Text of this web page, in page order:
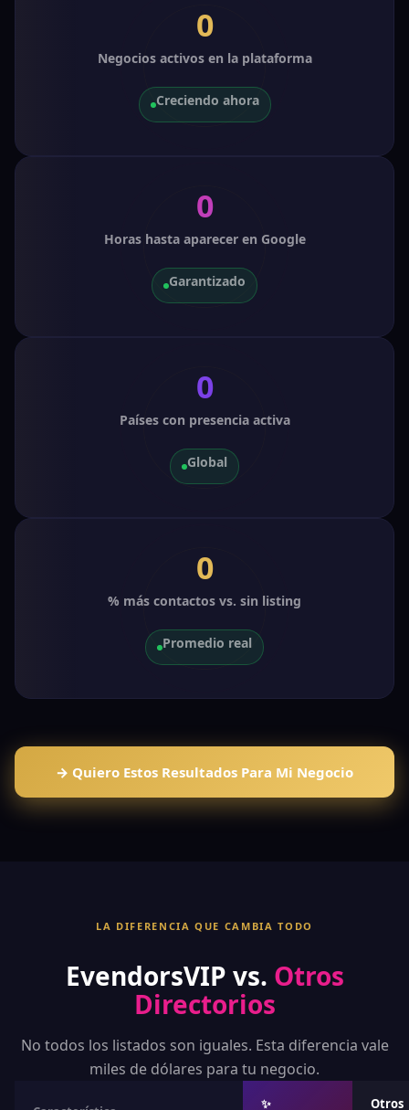
0
Negocios activos en la plataforma
Creciendo ahora
0
Horas hasta aparecer en Google
Garantizado
0
Países con presencia activa
Global
0
% más contactos vs. sin listing
Promedio real
→ Quiero Estos Resultados Para Mi Negocio
LA DIFERENCIA QUE CAMBIA TODO
EvendorsVIP vs. Otros
Directorios
No todos los listados son iguales. Esta diferencia vale
miles de dólares para tu negocio.
✨ Otros